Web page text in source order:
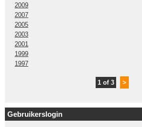
2009
2007
2005
2003
2001
1999
1997
1 of 3 >
Gebruikerslogin